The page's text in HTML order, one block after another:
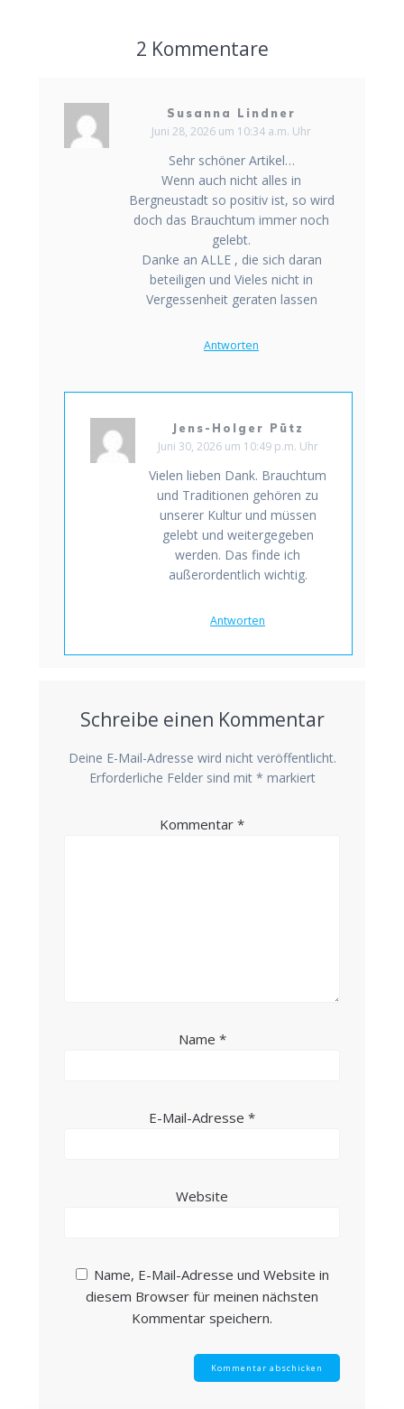
2 Kommentare
Susanna Lindner
Juni 28, 2026 um 10:34 a.m. Uhr
Sehr schöner Artikel…
Wenn auch nicht alles in
Bergneustadt so positiv ist, so wird
doch das Brauchtum immer noch
gelebt.
Danke an ALLE , die sich daran
beteiligen und Vieles nicht in
Vergessenheit geraten lassen
Antworten
Jens-Holger Pütz
Juni 30, 2026 um 10:49 p.m. Uhr
Vielen lieben Dank. Brauchtum
und Traditionen gehören zu
unserer Kultur und müssen
gelebt und weitergegeben
werden. Das finde ich
außerordentlich wichtig.
Antworten
Schreibe einen Kommentar
Deine E-Mail-Adresse wird nicht veröffentlicht.
Erforderliche Felder sind mit * markiert
Kommentar *
Name *
E-Mail-Adresse *
Website
Name, E-Mail-Adresse und Website in
diesem Browser für meinen nächsten
Kommentar speichern.